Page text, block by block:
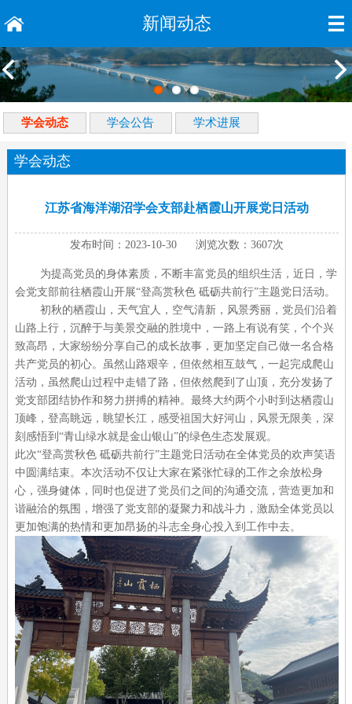
新闻动态
学会动态 学会公告 学术进展
学会动态
江苏省海洋湖沼学会支部赴栖霞山开展党日活动
发布时间：2023-10-30 浏览次数：3607次
为提高党员的身体素质，不断丰富党员的组织生活，近日，学
会党支部前往栖霞山开展“登高赏秋色 砥砺共前行”主题党日活动。
初秋的栖霞山，天气宜人，空气清新，风景秀丽，党员们沿着
山路上行，沉醉于与美景交融的胜境中，一路上有说有笑，个个兴
致高昂，大家纷纷分享自己的成长故事，更加坚定自己做一名合格
共产党员的初心。虽然山路艰辛，但依然相互鼓气，一起完成爬山
活动，虽然爬山过程中走错了路，但依然爬到了山顶，充分发扬了
党支部团结协作和努力拼搏的精神。最终大约两个小时到达栖霞山
顶峰，登高眺远，眺望长江，感受祖国大好河山，风景无限美，深
刻感悟到“青山绿水就是金山银山”的绿色生态发展观。
此次“登高赏秋色 砥砺共前行”主题党日活动在全体党员的欢声笑语
中圆满结束。本次活动不仅让大家在紧张忙碌的工作之余放松身
心，强身健体，同时也促进了党员们之间的沟通交流，营造更加和
谐融洽的氛围，增强了党支部的凝聚力和战斗力，激励全体党员以
更加饱满的热情和更加昂扬的斗志全身心投入到工作中去。